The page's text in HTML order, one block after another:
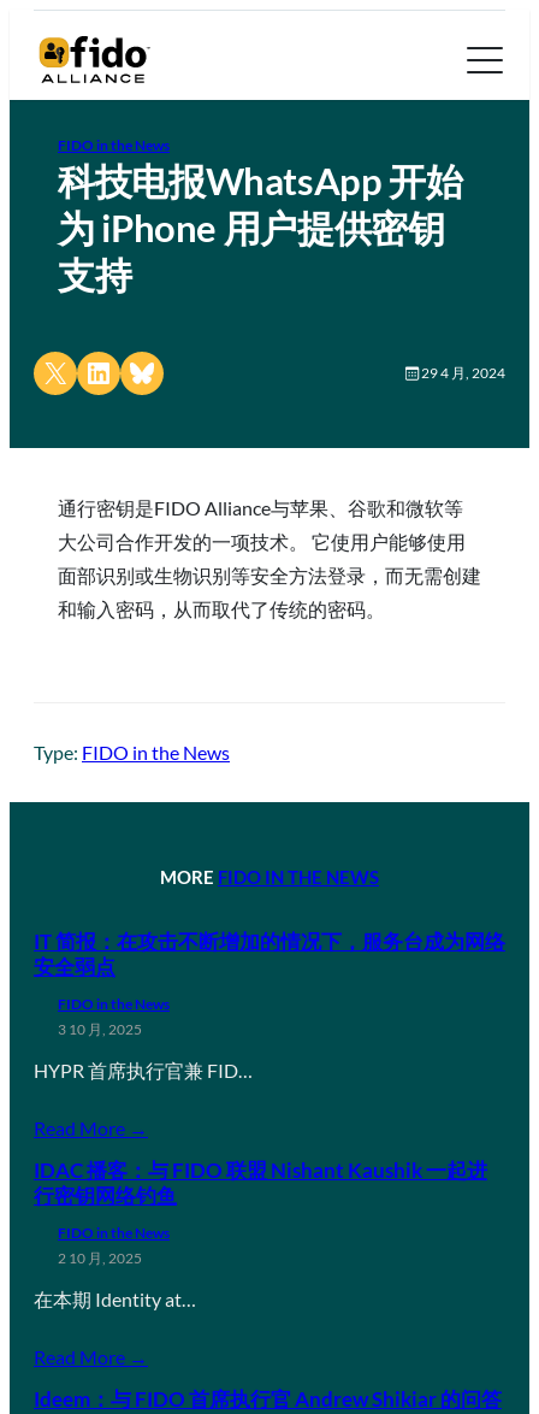
FIDO in the News
科技电报WhatsApp 开始
为 iPhone 用户提供密钥
支持
Share on X Share on LinkedIn
Share on Bluesky 29 4 月, 2024
通行密钥是FIDO Alliance与苹果、谷歌和微软等
大公司合作开发的一项技术。 它使用户能够使用
面部识别或生物识别等安全方法登录，而无需创建
和输入密码，从而取代了传统的密码。
Type: FIDO in the News
MORE FIDO IN THE NEWS
IT 简报：在攻击不断增加的情况下，服务台成为网络
安全弱点
FIDO in the News
3 10 月, 2025
HYPR 首席执行官兼 FID…
Read More →
IDAC 播客：与 FIDO 联盟 Nishant Kaushik 一起进
行密钥网络钓鱼
FIDO in the News
2 10 月, 2025
在本期 Identity at…
Read More →
Ideem：与 FIDO 首席执行官 Andrew Shikiar 的问答